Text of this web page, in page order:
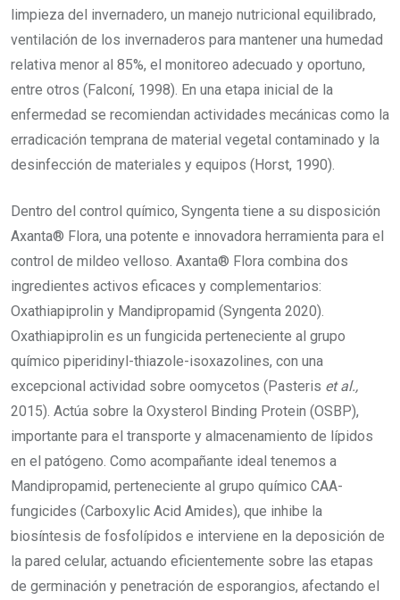
limpieza del invernadero, un manejo nutricional equilibrado,
ventilación de los invernaderos para mantener una humedad
relativa menor al 85%, el monitoreo adecuado y oportuno,
entre otros (Falconí, 1998). En una etapa inicial de la
enfermedad se recomiendan actividades mecánicas como la
erradicación temprana de material vegetal contaminado y la
desinfección de materiales y equipos (Horst, 1990).
Dentro del control químico, Syngenta tiene a su disposición
Axanta® Flora, una potente e innovadora herramienta para el
control de mildeo velloso. Axanta® Flora combina dos
ingredientes activos eficaces y complementarios:
Oxathiapiprolin y Mandipropamid (Syngenta 2020).
Oxathiapiprolin es un fungicida perteneciente al grupo
químico piperidinyl-thiazole-isoxazolines, con una
excepcional actividad sobre oomycetos (Pasteris et al.,
2015). Actúa sobre la Oxysterol Binding Protein (OSBP),
importante para el transporte y almacenamiento de lípidos
en el patógeno. Como acompañante ideal tenemos a
Mandipropamid, perteneciente al grupo químico CAA-
fungicides (Carboxylic Acid Amides), que inhibe la
biosíntesis de fosfolípidos e interviene en la deposición de
la pared celular, actuando eficientemente sobre las etapas
de germinación y penetración de esporangios, afectando el